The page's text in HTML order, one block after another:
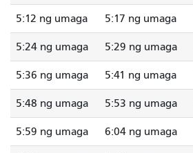
5:12 ng umaga 5:17 ng umaga
5:24 ng umaga 5:29 ng umaga
5:36 ng umaga 5:41 ng umaga
5:48 ng umaga 5:53 ng umaga
5:59 ng umaga 6:04 ng umaga